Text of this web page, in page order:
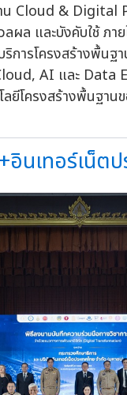
น Cloud &
ผล และบังคับใช้ ภ
การโครงสร้างพื้น
AI และ
ยีโครงสร้างพื้นฐาน
อินเทอร์เน็ต